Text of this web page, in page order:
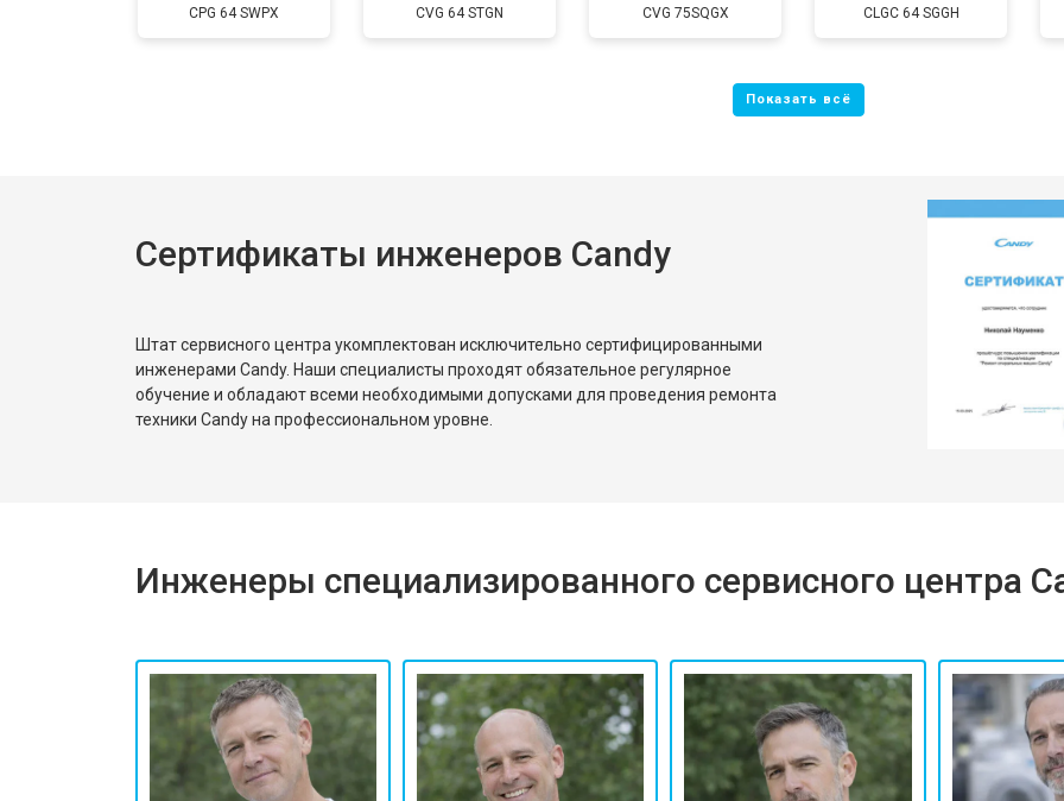
CPG 64 SWPX CVG 64 STGN CVG 75SQGX CLGC 64 SGGH
Сертификаты инженеров Candy
Штат сервисного центра укомплектован исключительно сертифицированными
инженерами Candy. Наши специалисты проходят обязательное регулярное
обучение и обладают всеми необходимыми допусками для проведения ремонта
техники Candy на профессиональном уровне.
Инженеры специализированного сервисного центра